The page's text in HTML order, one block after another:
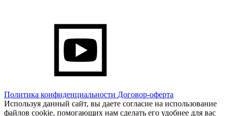
Политика конфиденциальности Договор-оферта
Используя данный сайт, вы даете согласие на использование
файлов cookie, помогающих нам сделать его удобнее для вас